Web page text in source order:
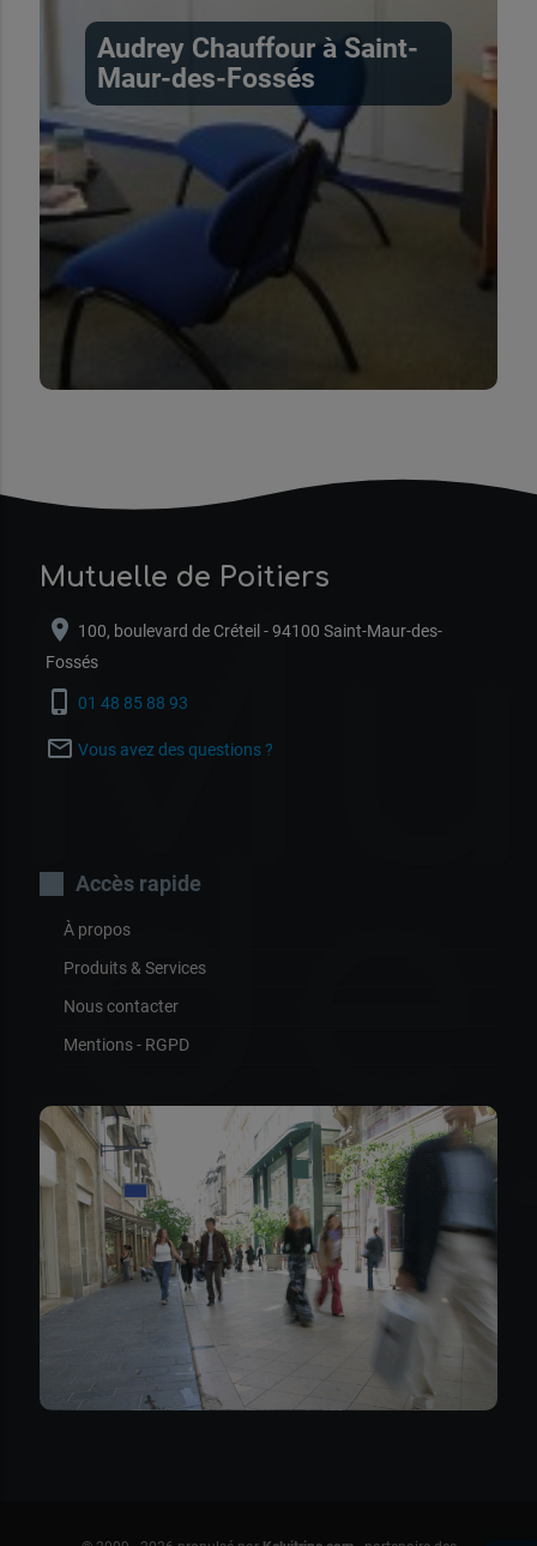
Audrey Chauffour à Saint-
Maur-des-Fossés
de
Mutuelle de Poitiers
location_on 100, boulevard de Créteil - 94100 Saint-Maur-des-
Fossés
phone_iphone 01 48 85 88 93
mail_outline Vous avez des questions ?
Accès rapide
À propos
Produits & Services
Nous contacter
Mentions - RGPD